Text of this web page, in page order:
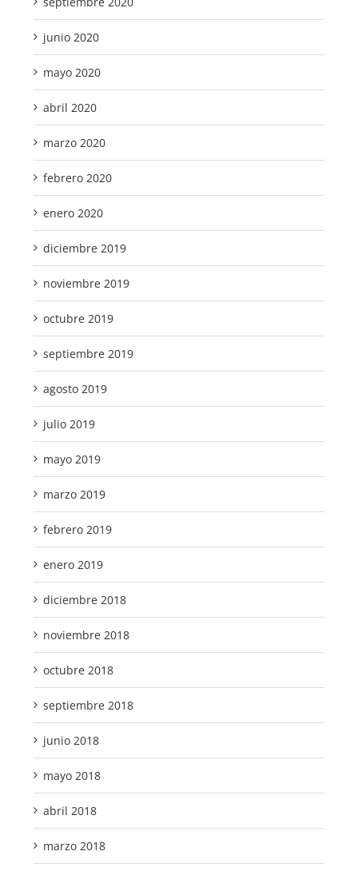
junio 2020
mayo 2020
abril 2020
marzo 2020
febrero 2020
enero 2020
diciembre 2019
noviembre 2019
octubre 2019
septiembre 2019
agosto 2019
julio 2019
mayo 2019
marzo 2019
febrero 2019
enero 2019
diciembre 2018
noviembre 2018
octubre 2018
septiembre 2018
junio 2018
mayo 2018
abril 2018
marzo 2018